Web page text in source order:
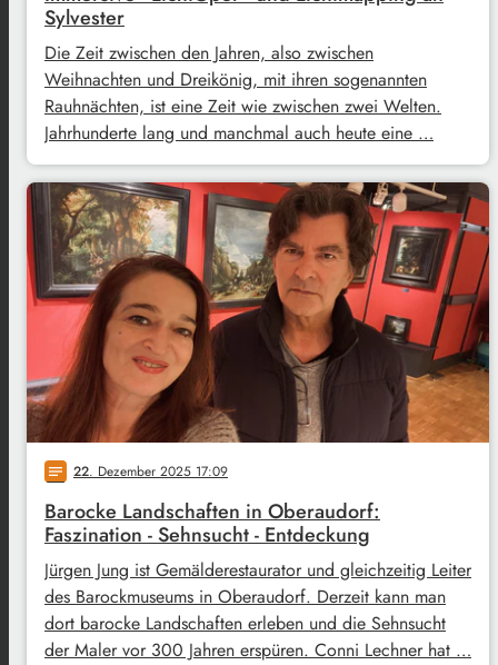
Sylvester
Die Zeit zwischen den Jahren, also zwischen
Weihnachten und Dreikönig, mit ihren sogenannten
Rauhnächten, ist eine Zeit wie zwischen zwei Welten.
Jahrhunderte lang und manchmal auch heute eine …
notes 22. Dezember 2025 17:09
Barocke Landschaften in Oberaudorf:
Faszination - Sehnsucht - Entdeckung
Jürgen Jung ist Gemälderestaurator und gleichzeitig Leiter
des Barockmuseums in Oberaudorf. Derzeit kann man
dort barocke Landschaften erleben und die Sehnsucht
der Maler vor 300 Jahren erspüren. Conni Lechner hat …